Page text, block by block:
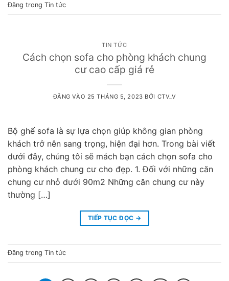
Đăng trong Tin tức
TIN TỨC
Cách chọn sofa cho phòng khách chung
cư cao cấp giá rẻ
ĐĂNG VÀO 25 THÁNG 5, 2023 BỞI CTV_V
Bộ ghế sofa là sự lựa chọn giúp không gian phòng
khách trở nên sang trọng, hiện đại hơn. Trong bài viết
dưới đây, chúng tôi sẽ mách bạn cách chọn sofa cho
phòng khách chung cư cho đẹp. 1. Đối với những căn
chung cư nhỏ dưới 90m2 Những căn chung cư này
thường […]
TIẾP TỤC ĐỌC →
Đăng trong Tin tức